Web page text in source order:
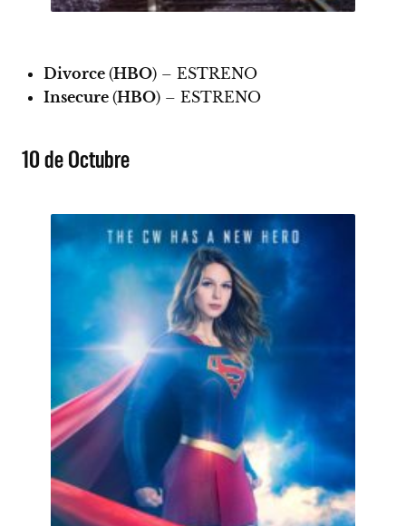
Divorce (HBO) – ESTRENO
Insecure (HBO) – ESTRENO
10 de Octubre